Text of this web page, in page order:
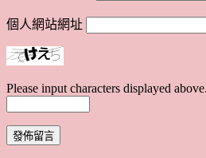
個人網站網址
Please input characters displayed above.